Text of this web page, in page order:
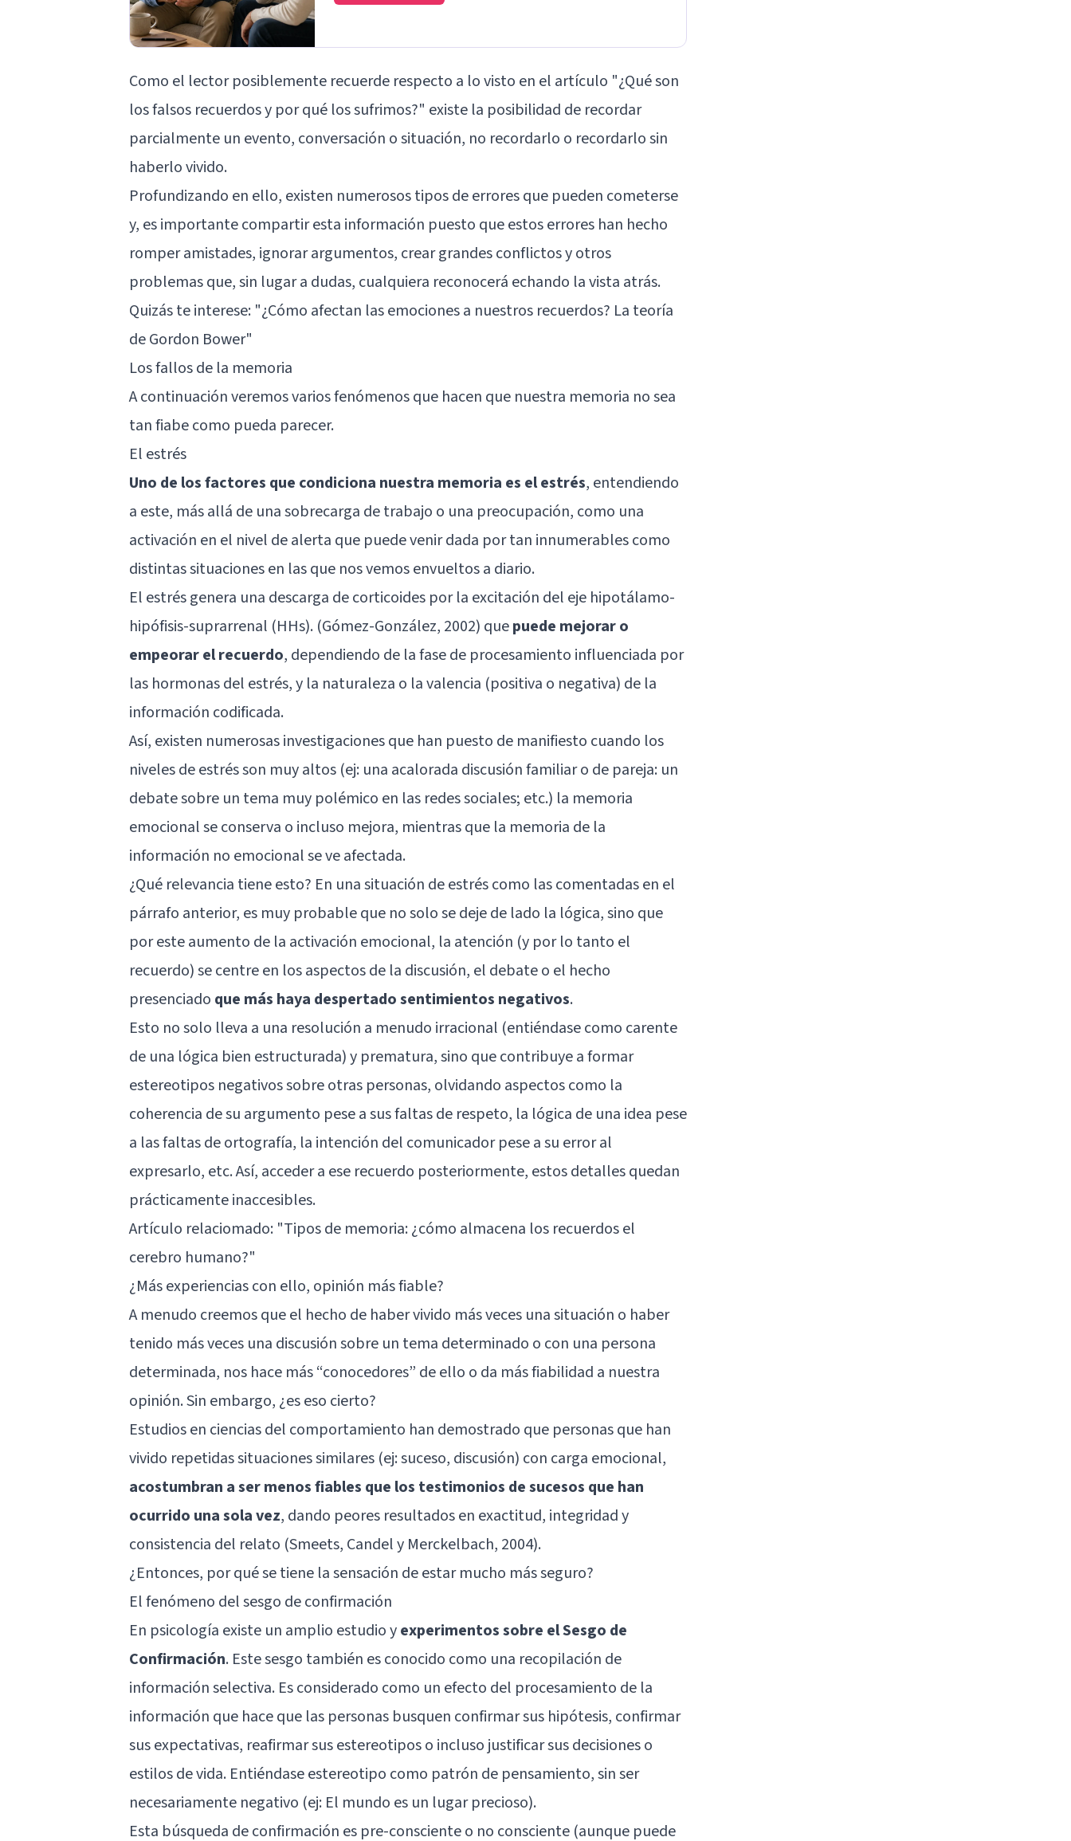
Como el lector posiblemente recuerde respecto a lo visto en el artículo "¿Qué son
los falsos recuerdos y por qué los sufrimos?" existe la posibilidad de recordar
parcialmente un evento, conversación o situación, no recordarlo o recordarlo sin
haberlo vivido.
Profundizando en ello, existen numerosos tipos de errores que pueden cometerse
y, es importante compartir esta información puesto que estos errores han hecho
romper amistades, ignorar argumentos, crear grandes conflictos y otros
problemas que, sin lugar a dudas, cualquiera reconocerá echando la vista atrás.
Quizás te interese: "¿Cómo afectan las emociones a nuestros recuerdos? La teoría
de Gordon Bower"
Los fallos de la memoria
A continuación veremos varios fenómenos que hacen que nuestra memoria no sea
tan fiabe como pueda parecer.
El estrés
Uno de los factores que condiciona nuestra memoria es el estrés, entendiendo
a este, más allá de una sobrecarga de trabajo o una preocupación, como una
activación en el nivel de alerta que puede venir dada por tan innumerables como
distintas situaciones en las que nos vemos envueltos a diario.
El estrés genera una descarga de corticoides por la excitación del eje hipotálamo-
hipófisis-suprarrenal (HHs). (Gómez-González, 2002) quepuede mejorar o
empeorar el recuerdo, dependiendo de la fase de procesamiento influenciada por
las hormonas del estrés, y la naturaleza o la valencia (positiva o negativa) de la
información codificada.
Así, existen numerosas investigaciones que han puesto de manifiesto cuando los
niveles de estrés son muy altos (ej: una acalorada discusión familiar o de pareja: un
debate sobre un tema muy polémico en las redes sociales; etc.) la memoria
emocional se conserva o incluso mejora, mientras que la memoria de la
información no emocional se ve afectada.
¿Qué relevancia tiene esto? En una situación de estrés como las comentadas en el
párrafo anterior, es muy probable que no solo se deje de lado la lógica, sino que
por este aumento de la activación emocional, la atención (y por lo tanto el
recuerdo) se centre en los aspectos de la discusión, el debate o el hecho
presenciado que más haya despertado sentimientos negativos.
Esto no solo lleva a una resolución a menudo irracional (entiéndase como carente
de una lógica bien estructurada) y prematura, sino que contribuye a formar
estereotipos negativos sobre otras personas, olvidando aspectos como la
coherencia de su argumento pese a sus faltas de respeto, la lógica de una idea pese
a las faltas de ortografía, la intención del comunicador pese a su error al
expresarlo, etc. Así, acceder a ese recuerdo posteriormente, estos detalles quedan
prácticamente inaccesibles.
Artículo relaciomado: "Tipos de memoria: ¿cómo almacena los recuerdos el
cerebro humano?"
¿Más experiencias con ello, opinión más fiable?
A menudo creemos que el hecho de haber vivido más veces una situación o haber
tenido más veces una discusión sobre un tema determinado o con una persona
determinada, nos hace más “conocedores” de ello o da más fiabilidad a nuestra
opinión. Sin embargo, ¿es eso cierto?
Estudios en ciencias del comportamiento han demostrado que personas que han
vivido repetidas situaciones similares (ej: suceso, discusión) con carga emocional,
acostumbran a ser menos fiables que los testimonios de sucesos que han
ocurrido una sola vez, dando peores resultados en exactitud, integridad y
consistencia del relato (Smeets, Candel y Merckelbach, 2004).
¿Entonces, por qué se tiene la sensación de estar mucho más seguro?
El fenómeno del sesgo de confirmación
En psicología existe un amplio estudio yexperimentos sobre el Sesgo de
Confirmación. Este sesgo también es conocido como una recopilación de
información selectiva. Es considerado como un efecto del procesamiento de la
información que hace que las personas busquen confirmar sus hipótesis, confirmar
sus expectativas, reafirmar sus estereotipos o incluso justificar sus decisiones o
estilos de vida. Entiéndase estereotipo como patrón de pensamiento, sin ser
necesariamente negativo (ej: El mundo es un lugar precioso).
Esta búsqueda de confirmación es pre-consciente o no consciente (aunque puede